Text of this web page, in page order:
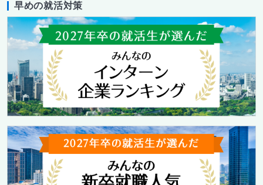
早めの就活対策